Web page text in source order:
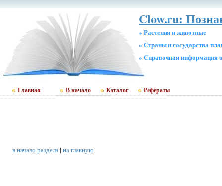
Clow.ru:
» Растения и животные
» Страны и государства
» Cправочная информация
Главная В начало Каталог Рефераты
в начало раздела| на главную